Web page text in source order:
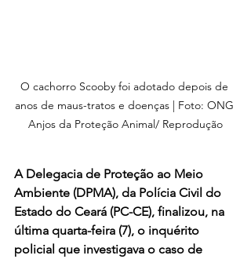
O cachorro Scooby foi adotado depois de
anos de maus-tratos e doenças | Foto: ONG
Anjos da Proteção Animal/ Reprodução
A Delegacia de Proteção ao Meio
Ambiente (DPMA), da Polícia Civil do
Estado do Ceará (PC-CE), finalizou, na
última quarta-feira (7), o inquérito
policial que investigava o caso de